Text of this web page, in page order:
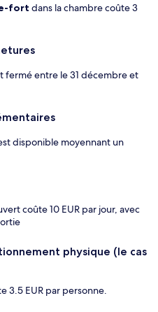
fort dans la chambre coûte 3
fermé entre le 31 décembre et
disponible moyennant un
coûte 10 EUR par jour, avec
physique (le cas
3.5 EUR par personne.